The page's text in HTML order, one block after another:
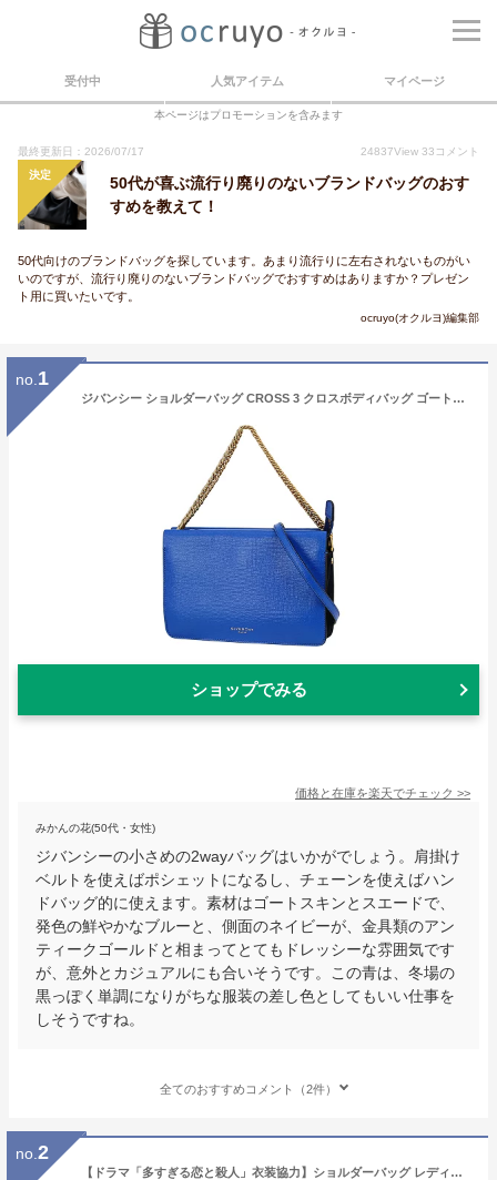
受付中 人気アイテム マイページ
本ページはプロモーションを含みます
最終更新日：2026/07/17 24837View 33 コメント
決定
50代が喜ぶ流行り廃りのないブランドバッグのおす
すめを教えて！
50代向けのブランドバッグを探しています。あまり流行りに左右されないものがい
いのですが、流行り廃りのないブランドバッグでおすすめはありますか？プレゼン
ト用に買いたいです。
ocruyo(オクルヨ)編集部
no. 1
ジバンシー ショルダーバッグ CROSS 3 クロスボディバッグ ゴートスキン レザー ブルー 2WAYバッグ チェーンバッグ ポシェット GIVENCHY ジバンシィ ハンドバッグ ミニバッグ レディース 本革 ハンドバック バック HANDBAG BAG ブランド プレゼント 新品 送料無料
ショップでみる
価格と在庫を楽天でチェック >>
みかんの花(50代・女性)
ジバンシーの小さめの2wayバッグはいかがでしょう。肩掛け
ベルトを使えばポシェットになるし、チェーンを使えばハン
ドバッグ的に使えます。素材はゴートスキンとスエードで、
発色の鮮やかなブルーと、側面のネイビーが、金具類のアン
ティークゴールドと相まってとてもドレッシーな雰囲気です
が、意外とカジュアルにも合いそうです。この青は、冬場の
黒っぽく単調になりがちな服装の差し色としてもいい仕事を
しそうですね。
全てのおすすめコメント（2件）
no. 2
【ドラマ「多すぎる恋と殺人」衣装協力】ショルダーバッグ レディース 斜めがけ 大人 大きめ A4 通勤通学 2way 大容量 トートバッグ くったり 大きい 斜めがけバッグ 軽い 高見え ファスナー付き bag ショルダーバック blpa-p1403 【aroco/アロコ】